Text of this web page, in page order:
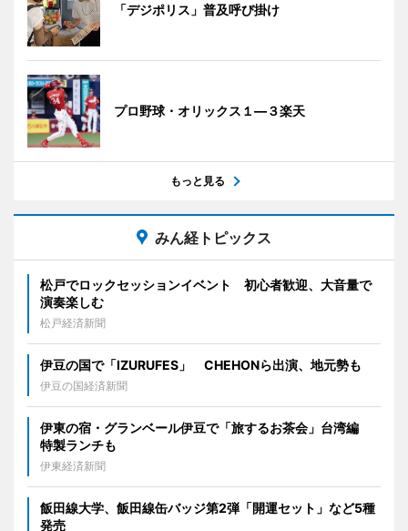
「デジポリス」普及呼び掛け
プロ野球・オリックス１―３楽天
もっと見る
みん経トピックス
松戸でロックセッションイベント 初心者歓迎、大音量で
演奏楽しむ
松戸経済新聞
伊豆の国で「IZURUFES」 CHEHONら出演、地元勢も
伊豆の国経済新聞
伊東の宿・グランベール伊豆で「旅するお茶会」台湾編
特製ランチも
伊東経済新聞
飯田線大学、飯田線缶バッジ第2弾「開運セット」など5種
発売